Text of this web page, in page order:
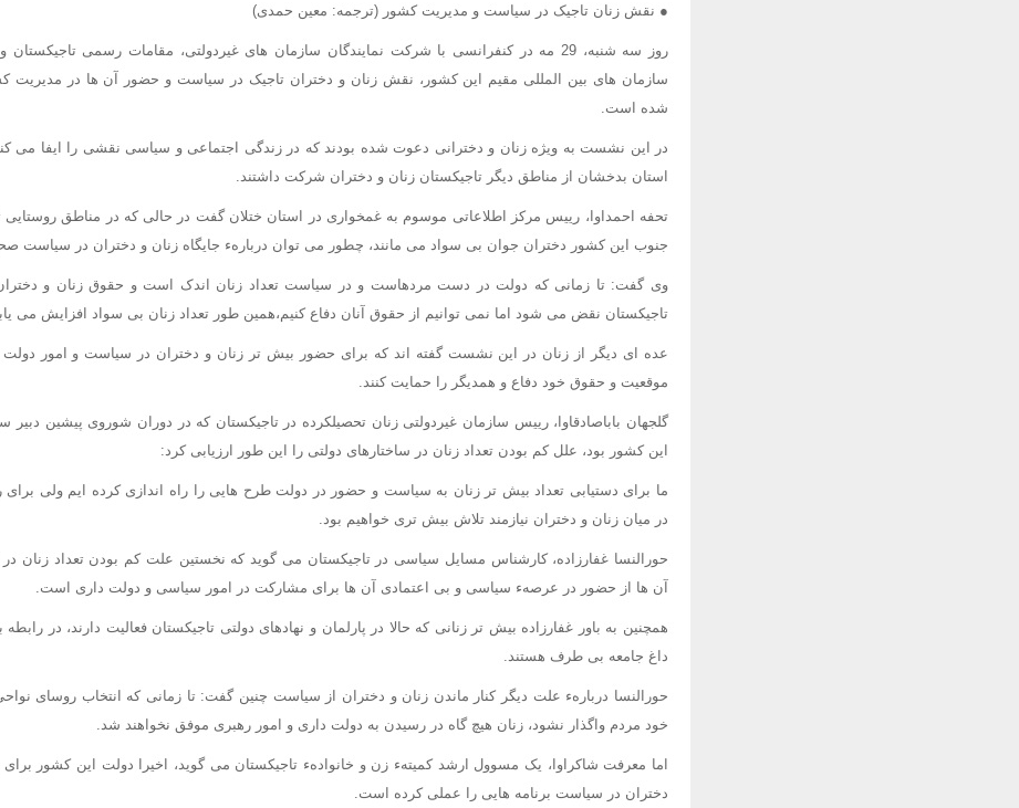
● نقش زنان تاجیک در سیاست و مدیریت کشور (ترجمه: معین حمدی)
روز سه شنبه، 29 مه در کنفرانسی با شرکت نمایندگان سازمان های غیردولتی، مقامات رسمی
سازمان های بین المللی مقیم این کشور، نقش زنان و دختران تاجیک در سیاست و حضور آن ها در مدیریت
شده است.
در این نشست به ویژه زنان و دخترانی دعوت شده بودند که در زندگی اجتماعی و سیاسی نقشی را ایفا می
استان بدخشان از مناطق دیگر تاجیکستان زنان و دختران شرکت داشتند.
تحفه احمداوا، رییس مرکز اطلاعاتی موسوم به غمخواری در استان ختلان گفت در حالی که در مناطق روستایی
جنوب این کشور دختران جوان بی سواد می مانند، چطور می توان دربارهء جایگاه زنان و دختران در سیاست
وی گفت: تا زمانی که دولت در دست مردهاست و در سیاست تعداد زنان اندک است و حقوق زنان و
تاجیکستان نقض می شود اما نمی توانیم از حقوق آنان دفاع کنیم،همین طور تعداد زنان بی سواد افزایش می
عده ای دیگر از زنان در این نشست گفته اند که برای حضور بیش تر زنان و دختران در سیاست و امور دولت
موقعیت و حقوق خود دفاع و همدیگر را حمایت کنند.
گلجهان باباصادقاوا، رییس سازمان غیردولتی زنان تحصیلکرده در تاجیکستان که در دوران شوروی پیشین
این کشور بود، علل کم بودن تعداد زنان در ساختارهای دولتی را این طور ارزیابی کرد:
ما برای دستیابی تعداد بیش تر زنان به سیاست و حضور در دولت طرح هایی را راه اندازی کرده ایم ولی
در میان زنان و دختران نیازمند تلاش بیش تری خواهیم بود.
حورالنسا غفارزاده، کارشناس مسایل سیاسی در تاجیکستان می گوید که نخستین علت کم بودن تعداد زنان
آن ها از حضور در عرصهء سیاسی و بی اعتمادی آن ها برای مشارکت در امور سیاسی و دولت داری است.
همچنین به باور غفارزاده بیش تر زنانی که حالا در پارلمان و نهادهای دولتی تاجیکستان فعالیت دارند، در
داغ جامعه بی طرف هستند.
حورالنسا دربارهء علت دیگر کنار ماندن زنان و دختران از سیاست چنین گفت: تا زمانی که انتخاب روسای
خود مردم واگذار نشود، زنان هیچ گاه در رسیدن به دولت داری و امور رهبری موفق نخواهند شد.
اما معرفت شاکراوا، یک مسوول ارشد کمیتهء زن و خانوادهء تاجیکستان می گوید، اخیرا دولت این کشور برای
دختران در سیاست برنامه هایی را عملی کرده است.